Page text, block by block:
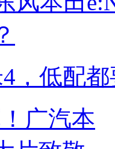
，低配都